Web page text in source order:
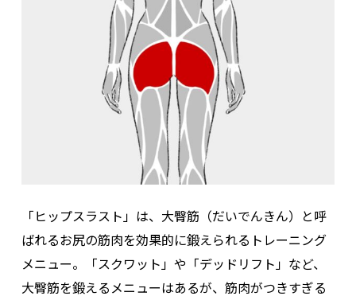
「ヒップスラスト」は、大臀筋（だいでんきん）と呼
ばれるお尻の筋肉を効果的に鍛えられるトレーニング
メニュー。「スクワット」や「デッドリフト」など、
大臀筋を鍛えるメニューはあるが、筋肉がつきすぎる